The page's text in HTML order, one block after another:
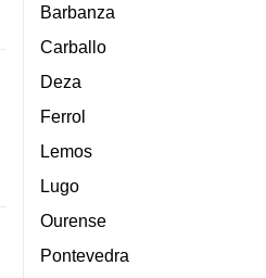
Barbanza
Carballo
Deza
Ferrol
Lemos
Lugo
Ourense
Pontevedra